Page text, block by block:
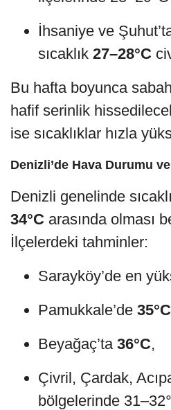
İhsaniye ve
sıcaklık 27–28°C
Bu hafta boyunca
hafif serinlik
ise sıcaklıklar hızla
Denizli’de Hava Durumu
Denizli genelinde
34°C arasında olması
İlçelerdeki tahminler:
Sarayköy’de en
Pamukkale’de 35°C
Beyağaç’ta 36°C,
Çivril, Çardak,
bölgelerinde